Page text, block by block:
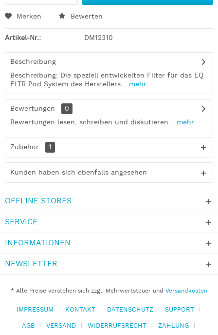
Merken Bewerten
Artikel-Nr.: DM12310
Beschreibung
Beschreibung: Die speziell entwickelten Filter für das EQ
FLTR Pod System des Herstellers... mehr
Bewertungen
0
Bewertungen lesen, schreiben und diskutieren... mehr
Zubehör 1
Kunden haben sich ebenfalls angesehen
OFFLINE STORES
SERVICE
INFORMATIONEN
NEWSLETTER
* Alle Preise verstehen sich zzgl. Mehrwertsteuer und Versandkosten
IMPRESSUM KONTAKT DATENSCHUTZ
SUPPORT
AGB
VERSAND WIDERRUFSRECHT ZAHLUNG